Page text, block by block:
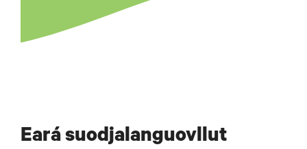
Eará suodjalanguovllut